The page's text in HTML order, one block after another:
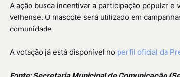
A ação busca incentivar a participação popular
velhense. O mascote será utilizado em
comunidade.
A votação já está disponível no perfil oficial da